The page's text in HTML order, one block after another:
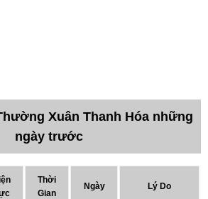
Xuân Thanh Hóa những
ngày trước
Thời
Gian
Ngày Lý Do